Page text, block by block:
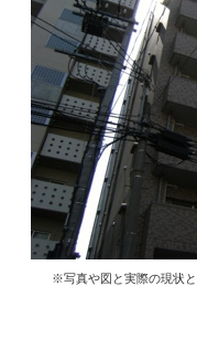
※写真や図と実際の現状